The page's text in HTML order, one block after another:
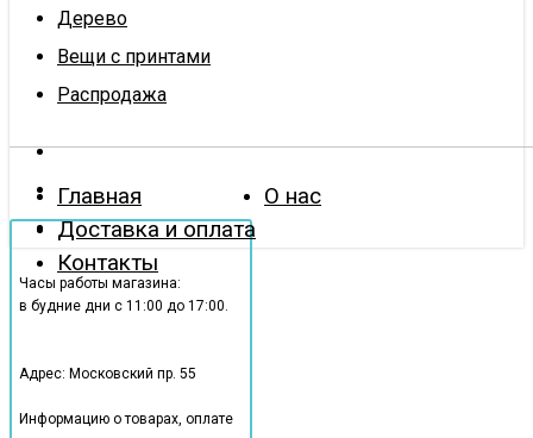
Дерево
Вещи с принтами
Распродажа
Главная
О нас
Доставка и оплата
Контакты
Часы работы магазина:
в будние дни с 11:00 до 17:00.
Адрес: Московский пр. 55
Информацию о товарах, оплате